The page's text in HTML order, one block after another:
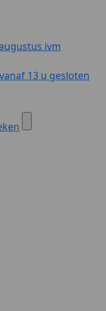
ivm
13 u gesloten